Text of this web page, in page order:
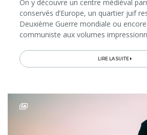
On y découvre un centre médiéval
conservés d’Europe, un quartier juif
Deuxième Guerre mondiale ou
communiste aux volumes
LIRE LA SUITE